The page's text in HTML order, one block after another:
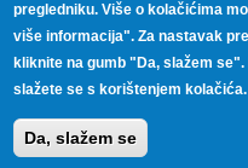
Copyright © 2026,
pregledniku. Više o kolačićima
više informacija". Za nastavak
kliknite na gumb "Da, slažem
slažete se s korištenjem kolačića.
Da, slažem se